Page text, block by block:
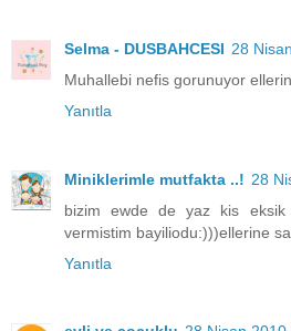
Selma - DUSBAHCESI 28
Muhallebi nefis gorunuyor
Yanıtla
Miniklerimle mutfakta ..! 28
bizim ewde de yaz kis
vermistim bayiliodu:)))ellerine
Yanıtla